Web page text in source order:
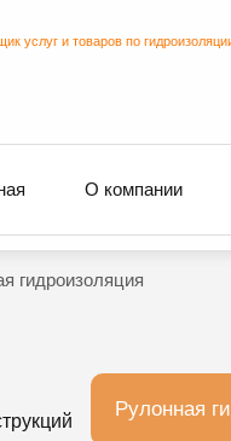
услуг и товаров по
О компании
гидроизоляция
Рулонная